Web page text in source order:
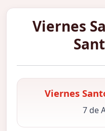
Viernes
Viernes
7 de